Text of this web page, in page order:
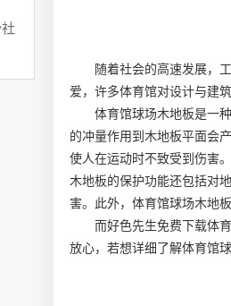
随着社会的高速发展，
爱，许多体育馆对设计与建
体育馆球场木地板是一
的冲量作用到木地板平面会
使人在运动时不致受到伤害
木地板的保护功能还包括对
害。此外，体育馆球场木地
而好色先生免费下载体
放心，若想详细了解体育馆